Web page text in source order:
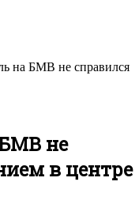
на БМВ не справился
не
в центре